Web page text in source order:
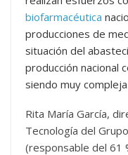
biofarmacéutica
producciones de
situación del
producción nacional
siendo muy compleja.
Rita María García,
Tecnología del
(responsable del 61